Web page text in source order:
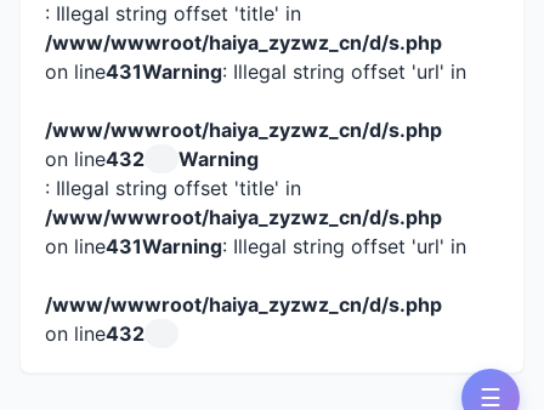
: Illegal string offset 'title' in
/www/wwwroot/haiya_zyzwz_cn/d/s.php
on line431Warning: Illegal string offset 'url' in
/www/wwwroot/haiya_zyzwz_cn/d/s.php
on line432
Warning
: Illegal string offset 'title' in
/www/wwwroot/haiya_zyzwz_cn/d/s.php
on line431Warning: Illegal string offset 'url' in
/www/wwwroot/haiya_zyzwz_cn/d/s.php
on line432
☰